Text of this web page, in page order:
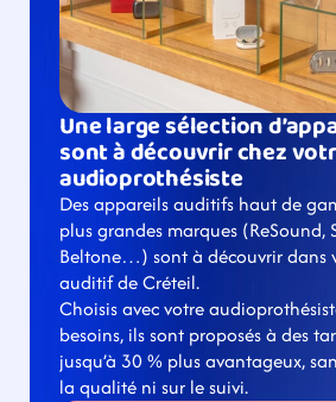
Une large sélection
sont à découvrir chez
audioprothésiste
Des appareils auditifs haut de
plus grandes marques (ReSound,
Beltone…) sont à découvrir dans
auditif de Créteil.
Choisis avec votre
besoins, ils sont proposés à des
jusqu’à 30 % plus avantageux,
la qualité ni sur le suivi.